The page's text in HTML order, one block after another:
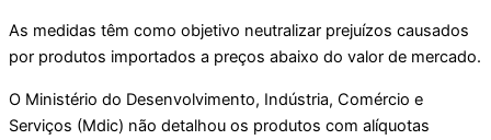
As medidas têm como objetivo neutralizar prejuízos causados
por produtos importados a preços abaixo do valor de mercado.
O Ministério do Desenvolvimento, Indústria, Comércio e
Serviços (Mdic) não detalhou os produtos com alíquotas